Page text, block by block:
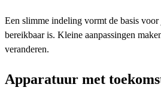
Een slimme indeling vormt de basis
bereikbaar is. Kleine aanpassingen
veranderen.
Apparatuur met